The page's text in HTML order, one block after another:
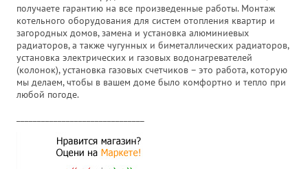
получаете гарантию на все произведенные работы. Монтаж
котельного оборудования для систем отопления квартир и
загородных домов, замена и установка алюминиевых
радиаторов, а также чугунных и биметаллических радиаторов,
установка электрических и газовых водонагревателей
(колонок), установка газовых счетчиков – это работа, которую
мы делаем, чтобы в вашем доме было комфортно и тепло при
любой погоде.